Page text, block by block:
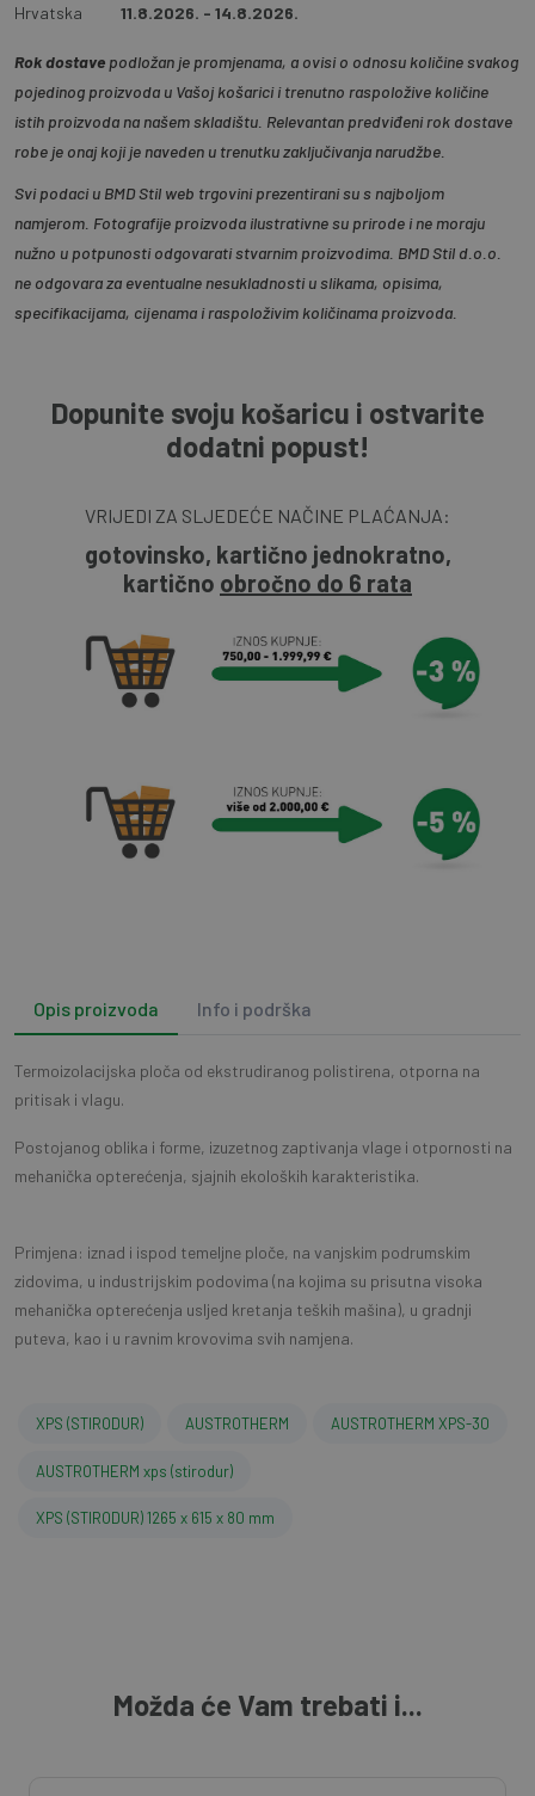
Hrvatska 11.8.2026. - 14.8.2026.
Rok dostave podložan je promjenama, a ovisi o odnosu količine svakog
pojedinog proizvoda u Vašoj košarici i trenutno raspoložive količine
istih proizvoda na našem skladištu. Relevantan predviđeni rok dostave
robe je onaj koji je naveden u trenutku zaključivanja narudžbe.
Svi podaci u BMD Stil web trgovini prezentirani su s najboljom
namjerom. Fotografije proizvoda ilustrativne su prirode i ne moraju
nužno u potpunosti odgovarati stvarnim proizvodima. BMD Stil d.o.o.
ne odgovara za eventualne nesukladnosti u slikama, opisima,
specifikacijama, cijenama i raspoloživim količinama proizvoda.
Dopunite svoju košaricu i ostvarite
dodatni popust!
VRIJEDI ZA SLJEDEĆE NAČINE PLAĆANJA:
gotovinsko, kartično jednokratno,
kartično obročno do 6 rata
Opis proizvoda Info i podrška
Termoizolacijska ploča od ekstrudiranog polistirena, otporna na
pritisak i vlagu.
Postojanog oblika i forme, izuzetnog zaptivanja vlage i otpornosti na
mehanička opterećenja, sjajnih ekoloških karakteristika.
Primjena: iznad i ispod temeljne ploče, na vanjskim podrumskim
zidovima, u industrijskim podovima (na kojima su prisutna visoka
mehanička opterećenja usljed kretanja teških mašina), u gradnji
puteva, kao i u ravnim krovovima svih namjena.
XPS (STIRODUR) AUSTROTHERM AUSTROTHERM XPS-30
AUSTROTHERM xps (stirodur)
XPS (STIRODUR) 1265 x 615 x 80 mm
Možda će Vam trebati i...